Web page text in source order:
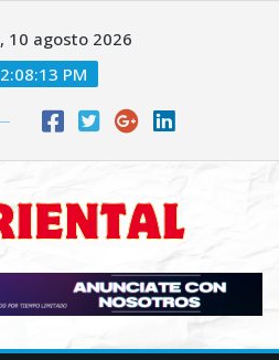
10 agosto 2026
2:08:14 PM